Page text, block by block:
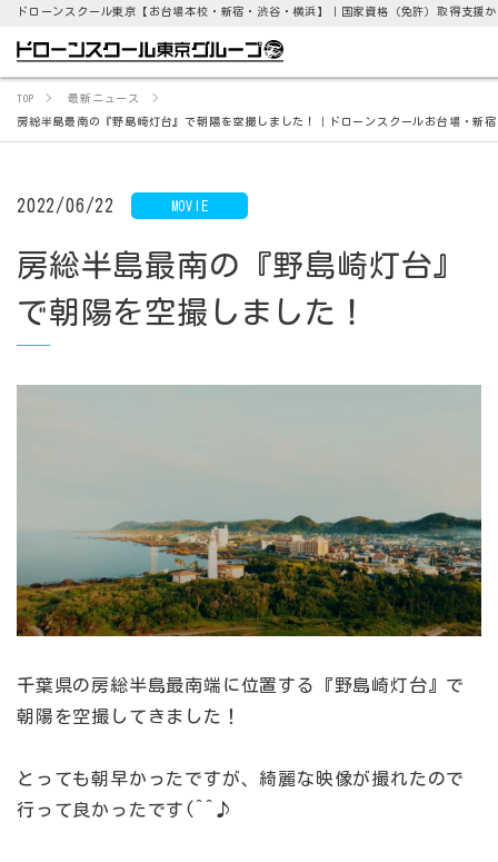
TOP 最新ニュース
房総半島最南の『野島崎灯台』で朝陽を空撮しました！｜ドローンスクールお台場・新
2022/06/22 MOVIE
房総半島最南の『野島崎灯台』
で朝陽を空撮しました！
千葉県の房総半島最南端に位置する『野島崎灯台』で
朝陽を空撮してきました！
とっても朝早かったですが、綺麗な映像が撮れたので
行って良かったです(^^♪